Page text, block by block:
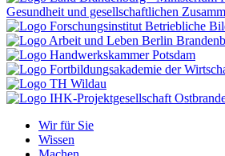
Wir für Sie
Wissen